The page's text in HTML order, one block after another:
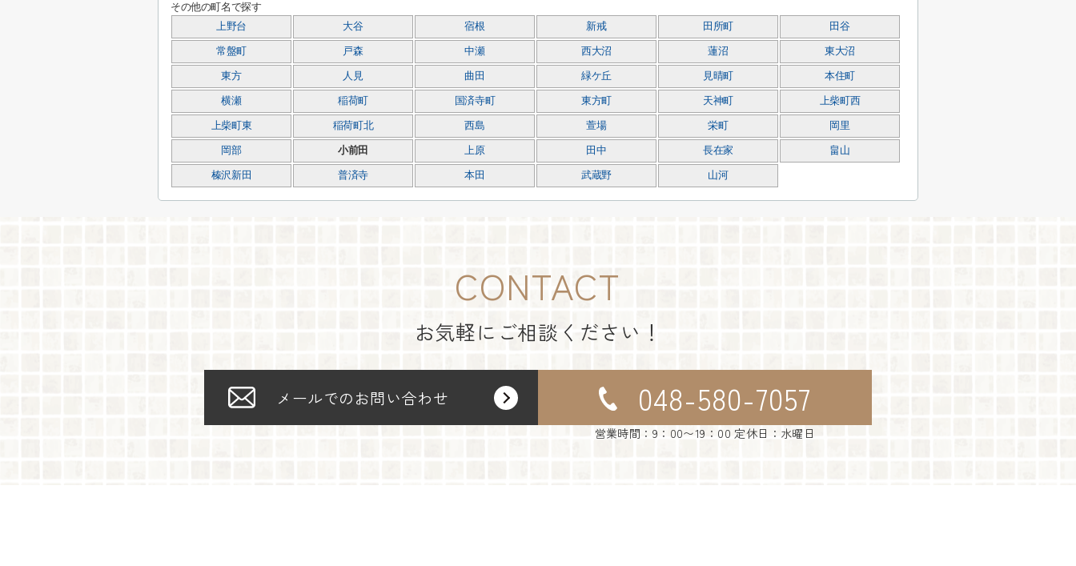
その他の町名で探す
上野台 大谷 宿根 新戒 田所町 田谷
常盤町 戸森 中瀬 西大沼 蓮沼 東大沼
東方 人見 曲田 緑ケ丘 見晴町 本住町
横瀬 稲荷町 国済寺町 東方町 天神町 上柴町西
上柴町東 稲荷町北 西島 萱場 栄町 岡里
岡部 小前田 上原 田中 長在家 畠山
榛沢新田 普済寺 本田 武蔵野 山河
CONTACT
お気軽にご相談ください！
メールでのお問い合わせ 048-580-7057
営業時間：9：00〜19：00 定休日：水曜日